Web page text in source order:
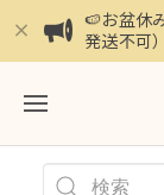
🍉お盆休
発送不可）